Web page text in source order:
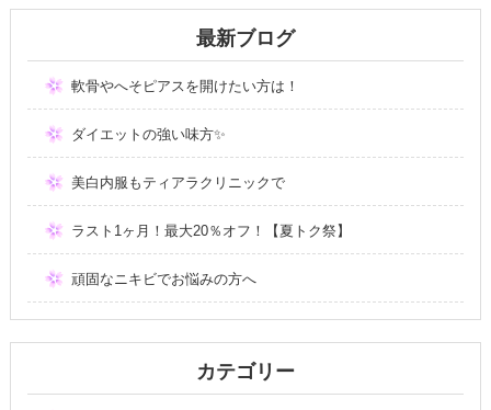
最新ブログ
軟骨やへそピアスを開けたい方は！
ダイエットの強い味方✨
美白内服もティアラクリニックで
ラスト1ヶ月！最大20％オフ！【夏トク祭】
頑固なニキビでお悩みの方へ
カテゴリー